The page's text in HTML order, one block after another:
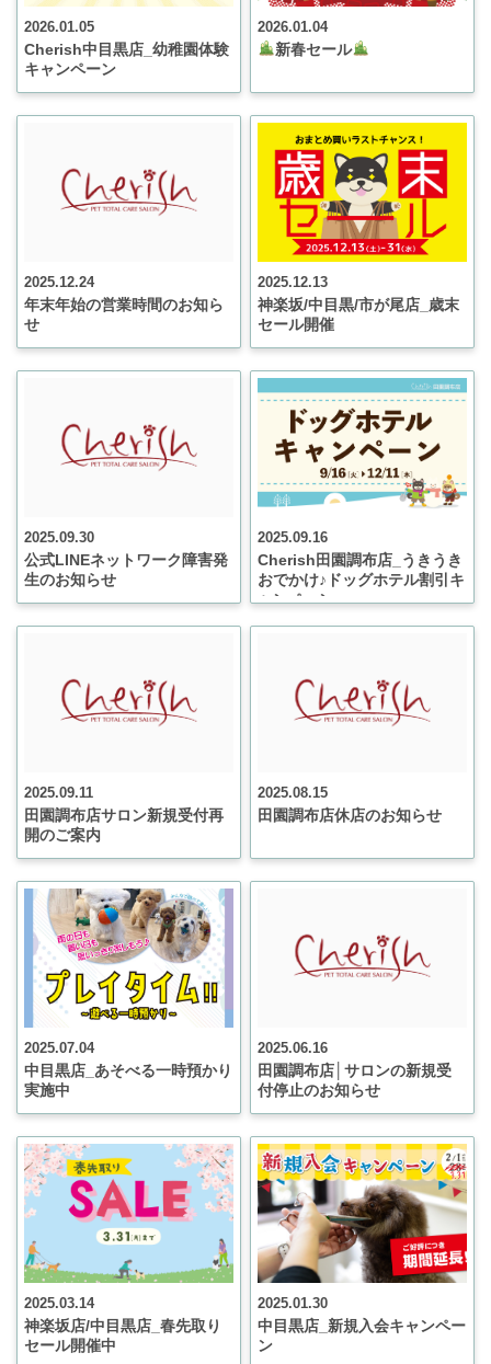
2026.01.05
Cherish中目黒店_幼稚園体験
キャンペーン
2026.01.04
新春セール
2025.12.24
年末年始の営業時間のお知ら
せ
2025.12.13
神楽坂/中目黒/市が尾店_歳末
セール開催
2025.09.30
公式LINEネットワーク障害発
生のお知らせ
2025.09.16
Cherish田園調布店_うきうき
おでかけ♪ドッグホテル割引キ
ャンペーン
2025.09.11
田園調布店サロン新規受付再
開のご案内
2025.08.15
田園調布店休店のお知らせ
2025.07.04
中目黒店_あそべる一時預かり
実施中
2025.06.16
田園調布店│サロンの新規受
付停止のお知らせ
2025.03.14
神楽坂店/中目黒店_春先取り
セール開催中
2025.01.30
中目黒店_新規入会キャンペー
ン